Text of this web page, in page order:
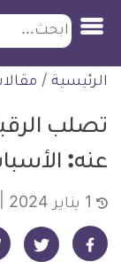
التخطي
للمحتوى
ابحث
الرئيسية /
تصلب
عنه:
شارك على فيسبوك - ديلي ميديكال انفو شارك على تويتر - ديلي ميديكال انفو